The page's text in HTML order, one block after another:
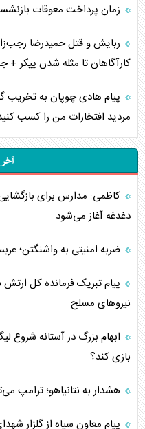
زمان پرداخت معوقات
ربایش و قتل حمیدرضا
کارآگاهان تا مثله شدن پیکر +
پیام هادی چوپان به
مردید افتخارات من را کسب
کاظمی: مدارس برای
دغدغه آغاز می‌شود
ضربه امنیتی به واشنگتن؛
پیام تبریک فرمانده کل
نیروهای مسلح
ابهام بزرگ در آستانه شروع
بازی کند؟
هشدار به نتانیاهو؛ ترامپ
پیام معاون سپاه از گلزار